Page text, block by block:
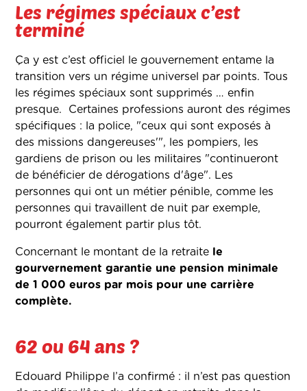
Les régimes spéciaux c’est
terminé
Ça y est c’est officiel le gouvernement entame la
transition vers un régime universel par points. Tous
les régimes spéciaux sont supprimés … enfin
presque. Certaines professions auront des régimes
spécifiques : la police, "ceux qui sont exposés à
des missions dangereuses'", les pompiers, les
gardiens de prison ou les militaires "continueront
de bénéficier de dérogations d'âge". Les
personnes qui ont un métier pénible, comme les
personnes qui travaillent de nuit par exemple,
pourront également partir plus tôt.
Concernant le montant de la retraite le
gourvernement garantie une pension minimale
de 1 000 euros par mois pour une carrière
complète.
62 ou 64 ans ?
Edouard Philippe l’a confirmé : il n’est pas question